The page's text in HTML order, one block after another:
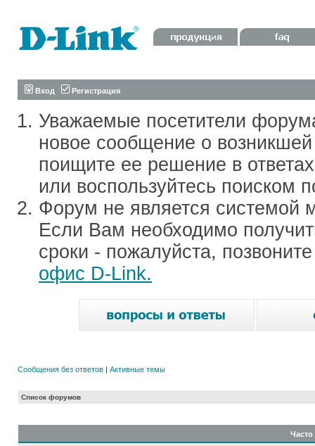
Вход Регистрация
Уважаемые посетители
новое сообщение о
поищите ее решение в
или воспользуйтесь поиском
Форум не является системой
Если Вам необходимо
сроки - пожалуйста,
офис D-Link.
Сообщения без ответов | Активные темы
Список форумов